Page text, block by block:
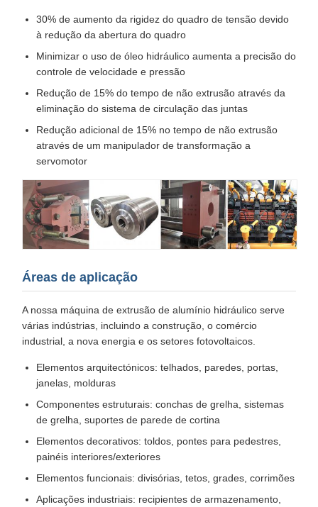
30% de aumento da rigidez do quadro de tensão devido
à redução da abertura do quadro
Minimizar o uso de óleo hidráulico aumenta a precisão do
controle de velocidade e pressão
Redução de 15% do tempo de não extrusão através da
eliminação do sistema de circulação das juntas
Redução adicional de 15% no tempo de não extrusão
através de um manipulador de transformação a
servomotor
Áreas de aplicação
A nossa máquina de extrusão de alumínio hidráulico serve
várias indústrias, incluindo a construção, o comércio
industrial, a nova energia e os setores fotovoltaicos.
Elementos arquitectónicos: telhados, paredes, portas,
janelas, molduras
Componentes estruturais: conchas de grelha, sistemas
de grelha, suportes de parede de cortina
Elementos decorativos: toldos, pontes para pedestres,
painéis interiores/exteriores
Elementos funcionais: divisórias, tetos, grades, corrimões
Aplicações industriais: recipientes de armazenamento,